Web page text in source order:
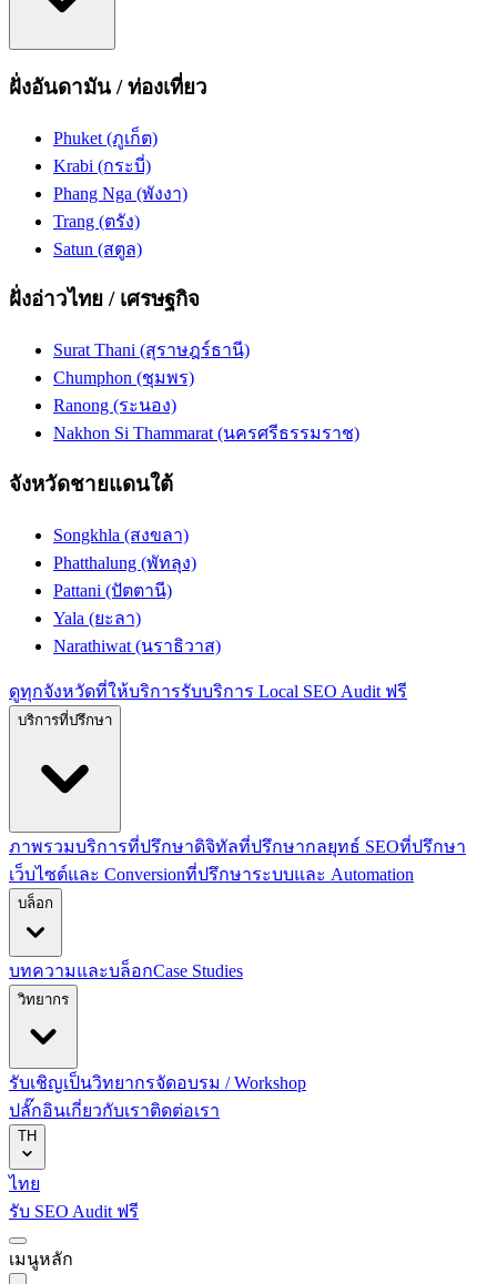
ฝั่งอันดามัน / ท่องเที่ยว
Phuket (ภูเก็ต)
Krabi (กระบี่)
Phang Nga (พังงา)
Trang (ตรัง)
Satun (สตูล)
ฝั่งอ่าวไทย / เศรษฐกิจ
Surat Thani (สุราษฎร์ธานี)
Chumphon (ชุมพร)
Ranong (ระนอง)
Nakhon Si Thammarat (นครศรีธรรมราช)
จังหวัดชายแดนใต้
Songkhla (สงขลา)
Phatthalung (พัทลุง)
Pattani (ปัตตานี)
Yala (ยะลา)
Narathiwat (นราธิวาส)
ดูทุกจังหวัดที่ให้บริการรับบริการ Local SEO Audit ฟรี
บริการที่ปรึกษา
ภาพรวมบริการที่ปรึกษาดิจิทัลที่ปรึกษากลยุทธ์ SEOที่ปรึกษา
เว็บไซต์และ Conversionที่ปรึกษาระบบและ Automation
บล็อก
บทความและบล็อกCase Studies
วิทยากร
รับเชิญเป็นวิทยากรจัดอบรม / Workshop
ปลั๊กอินเกี่ยวกับเราติดต่อเรา
TH
ไทย
รับ SEO Audit ฟรี
เมนูหลัก